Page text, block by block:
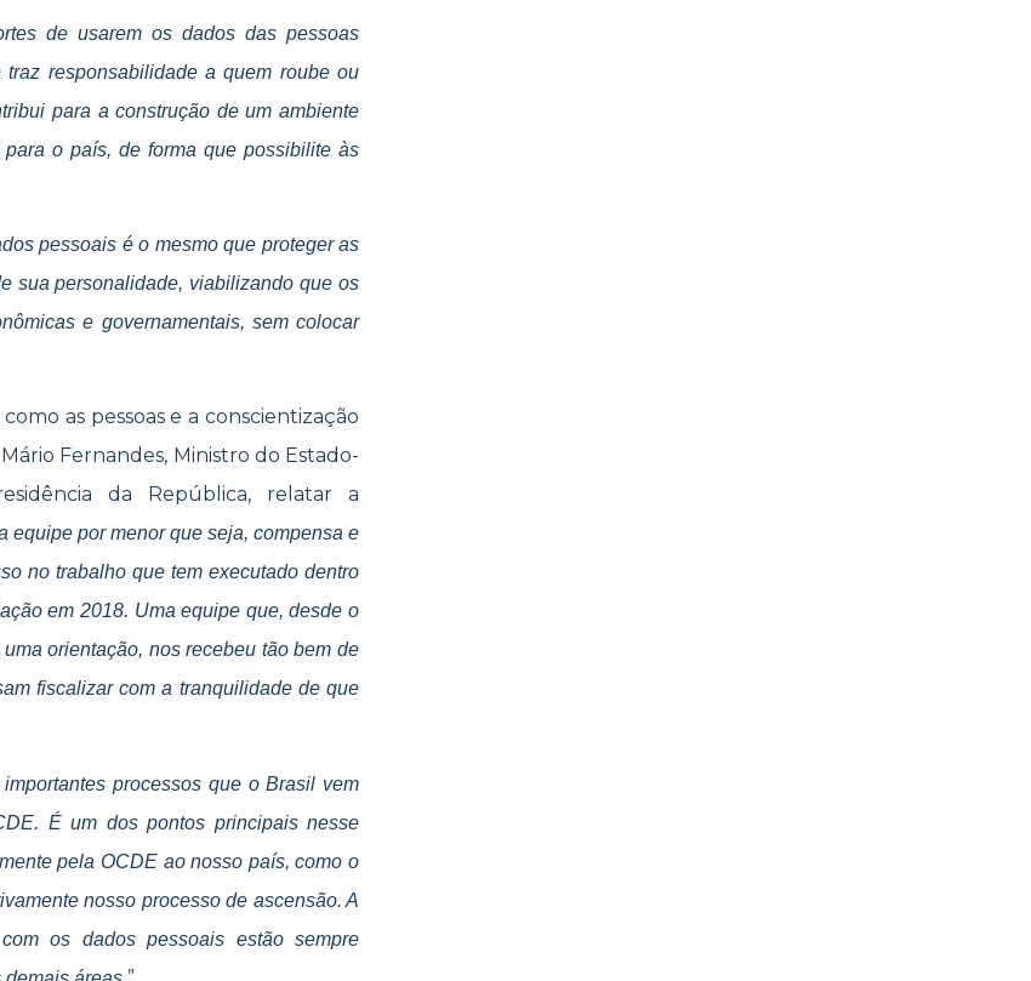
de usarem os dados das pessoas
responsabilidade a quem roube ou
para a construção de um ambiente
o país, de forma que possibilite às
pessoais é o mesmo que proteger as
sua personalidade, viabilizando que os
e governamentais, sem colocar
as pessoas e a conscientização
Fernandes, Ministro do Estado-
da República, relatar a
equipe por menor que seja, compensa e
no trabalho que tem executado dentro
em 2018. Uma equipe que, desde o
orientação, nos recebeu tão bem de
fiscalizar com a tranquilidade de que
processos que o Brasil vem
É um dos pontos principais nesse
pela OCDE ao nosso país, como o
nosso processo de ascensão. A
os dados pessoais estão sempre